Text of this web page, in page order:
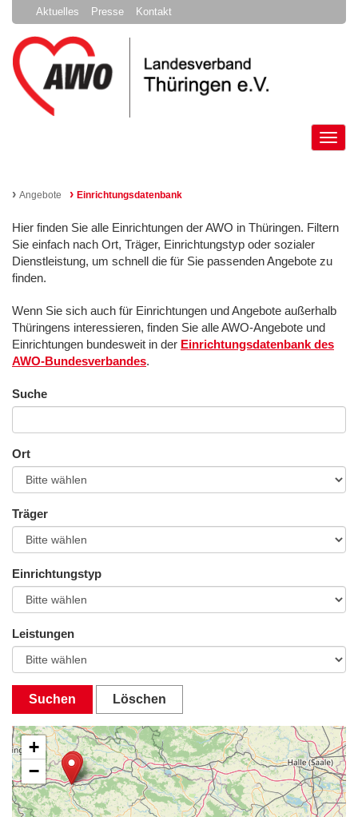
Aktuelles Presse Kontakt
› Angebote › Einrichtungsdatenbank
Hier finden Sie alle Einrichtungen der AWO in Thüringen. Filtern
Sie einfach nach Ort, Träger, Einrichtungstyp oder sozialer
Dienstleistung, um schnell die für Sie passenden Angebote zu
finden.
Wenn Sie sich auch für Einrichtungen und Angebote außerhalb
Thüringens interessieren, finden Sie alle AWO-Angebote und
Einrichtungen bundesweit in der Einrichtungsdatenbank des
AWO-Bundesverbandes.
Suche
Ort
Träger
Einrichtungstyp
Leistungen
Suchen Löschen
+
−